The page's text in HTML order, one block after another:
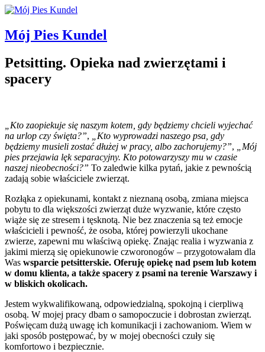
Mój Pies Kundel
Petsitting. Opieka nad zwierzętami i
spacery
„Kto zaopiekuje się naszym kotem, gdy będziemy chcieli wyjechać
na urlop czy święta?”,
„Kto wyprowadzi naszego psa, gdy
będziemy musieli zostać dłużej w pracy, albo zachorujemy?”,
„Mój
pies przejawia lęk separacyjny. Kto potowarzyszy mu w czasie
naszej nieobecności?” To zaledwie kilka pytań, jakie z pewnością
zadają sobie właściciele zwierząt.
Rozłąka z opiekunami, kontakt z nieznaną osobą, zmiana miejsca
pobytu to dla większości zwierząt duże wyzwanie, które często
wiąże się ze stresem i tęsknotą. Nie bez znaczenia są też emocje
właścicieli i pewność, że osoba, której powierzyli ukochane
zwierze, zapewni mu właściwą opiekę. Znając realia i wyzwania z
jakimi mierzą się opiekunowie czworonogów – przygotowałam dla
Was wsparcie petsitterskie. Oferuję opiekę nad psem lub kotem
w domu klienta, a także spacery z psami na terenie Warszawy i
w bliskich okolicach.
Jestem wykwalifikowaną, odpowiedzialną, spokojną i cierpliwą
osobą. W mojej pracy dbam o samopoczucie i dobrostan zwierząt.
Poświęcam dużą uwagę ich komunikacji i zachowaniom. Wiem w
jaki sposób postępować, by w mojej obecności czuły się
komfortowo i bezpiecznie.